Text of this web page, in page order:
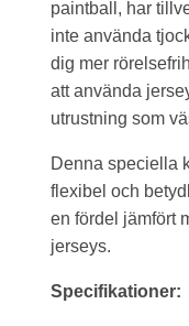
paintball, har
inte använda
dig mer
att använda
utrustning som
Denna speciella
flexibel och
en fördel jämfört
jerseys.
Specifikationer: